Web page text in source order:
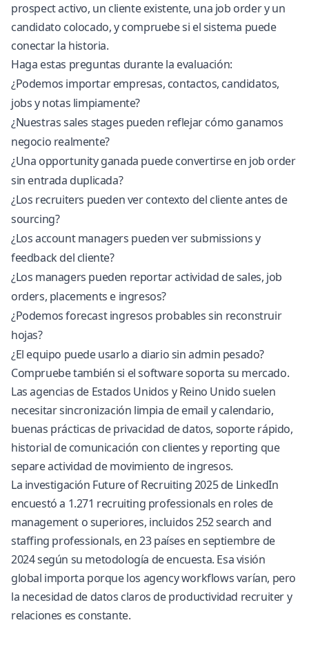
prospect activo, un cliente existente, una job order y un
candidato colocado, y compruebe si el sistema puede
conectar la historia.
Haga estas preguntas durante la evaluación:
¿Podemos importar empresas, contactos, candidatos,
jobs y notas limpiamente?
¿Nuestras sales stages pueden reflejar cómo ganamos
negocio realmente?
¿Una opportunity ganada puede convertirse en job order
sin entrada duplicada?
¿Los recruiters pueden ver contexto del cliente antes de
sourcing?
¿Los account managers pueden ver submissions y
feedback del cliente?
¿Los managers pueden reportar actividad de sales, job
orders, placements e ingresos?
¿Podemos forecast ingresos probables sin reconstruir
hojas?
¿El equipo puede usarlo a diario sin admin pesado?
Compruebe también si el software soporta su mercado.
Las agencias de Estados Unidos y Reino Unido suelen
necesitar sincronización limpia de email y calendario,
buenas prácticas de privacidad de datos, soporte rápido,
historial de comunicación con clientes y reporting que
separe actividad de movimiento de ingresos.
La investigación Future of Recruiting 2025 de LinkedIn
encuestó a 1.271 recruiting professionals en roles de
management o superiores, incluidos 252 search and
staffing professionals, en 23 países en septiembre de
2024según su metodología de encuesta. Esa visión
global importa porque los agency workflows varían, pero
la necesidad de datos claros de productividad recruiter y
relaciones es constante.